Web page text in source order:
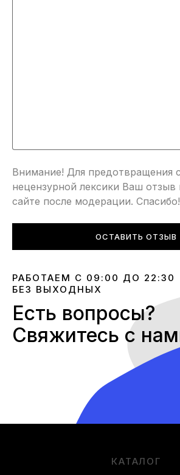
Внимание! Для предотвращения
нецензурной лексики Ваш отзыв
сайте после модерации. Спасибо!
ОСТАВИТЬ ОТЗЫВ
РАБОТАЕМ С 09:00 ДО 22:30
БЕЗ ВЫХОДНЫХ
Есть вопросы?
Свяжитесь с
КАТАЛОГ